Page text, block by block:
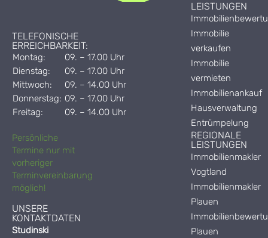
TELEFONISCHE
ERREICHBARKEIT:
Montag:
09. – 17.00 Uhr
Dienstag:
09. – 17.00 Uhr
Mittwoch:
09. – 14.00 Uhr
Donnerstag: 09. – 17.00 Uhr
Freitag:
09. – 14.00 Uhr
Persönliche
Termine nur mit
vorheriger
Terminvereinbarung
möglich!
UNSERE
KONTAKTDATEN
Studinski
LEISTUNGEN
Immobilie
verkaufen
Immobilie
vermieten
Immobilienankauf
Hausverwaltung
Entrümpelung
REGIONALE
LEISTUNGEN
Immobilienmakler
Vogtland
Immobilienmakler
Plauen
Plauen